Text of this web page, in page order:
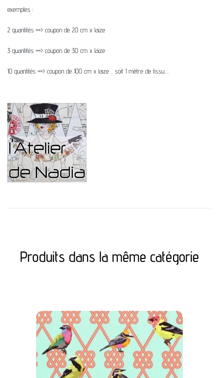
exemples :
2 quantités ==> coupon de 20 cm x laize
3 quantités ==> coupon de 30 cm x laize
10 quantités ==> coupon de 100 cm x laize , soit 1 mètre de tissu….
Produits dans la même catégorie